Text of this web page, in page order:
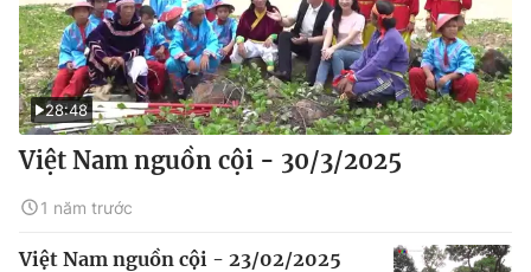
28:48
Việt Nam nguồn cội - 30/3/2025
1 năm trước
Việt Nam nguồn cội - 23/02/2025